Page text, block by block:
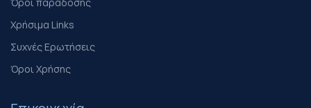
Χρήσιμα Links
Συχνές Ερωτήσεις
Όροι Χρήσης